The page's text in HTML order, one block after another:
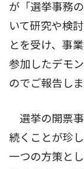
が「選挙事務
いて研究や検
とを受け、事
参加したデモ
のでご報告しま
選挙の開票事
続くことが珍
一つの方策と